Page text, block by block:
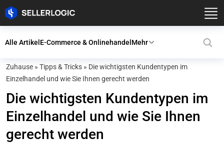
Alle ArtikelE-Commerce & OnlinehandelMehr
Zuhause » Tipps & Tricks » Die wichtigsten Kundentypen im
Einzelhandel und wie Sie Ihnen gerecht werden
Die wichtigsten Kundentypen im
Einzelhandel und wie Sie Ihnen
gerecht werden